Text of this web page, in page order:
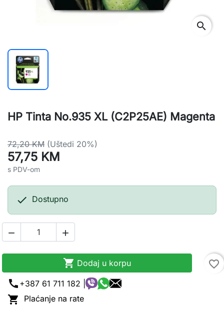
search
HP Tinta No.935 XL (C2P25AE) Magenta
72,20 KM (Uštedi 20%)
57,75 KM
s PDV-om
 Dostupno
 
 Dodaj u korpu
favorite_border
call +387 61 711 182 |
 Plaćanje na rate